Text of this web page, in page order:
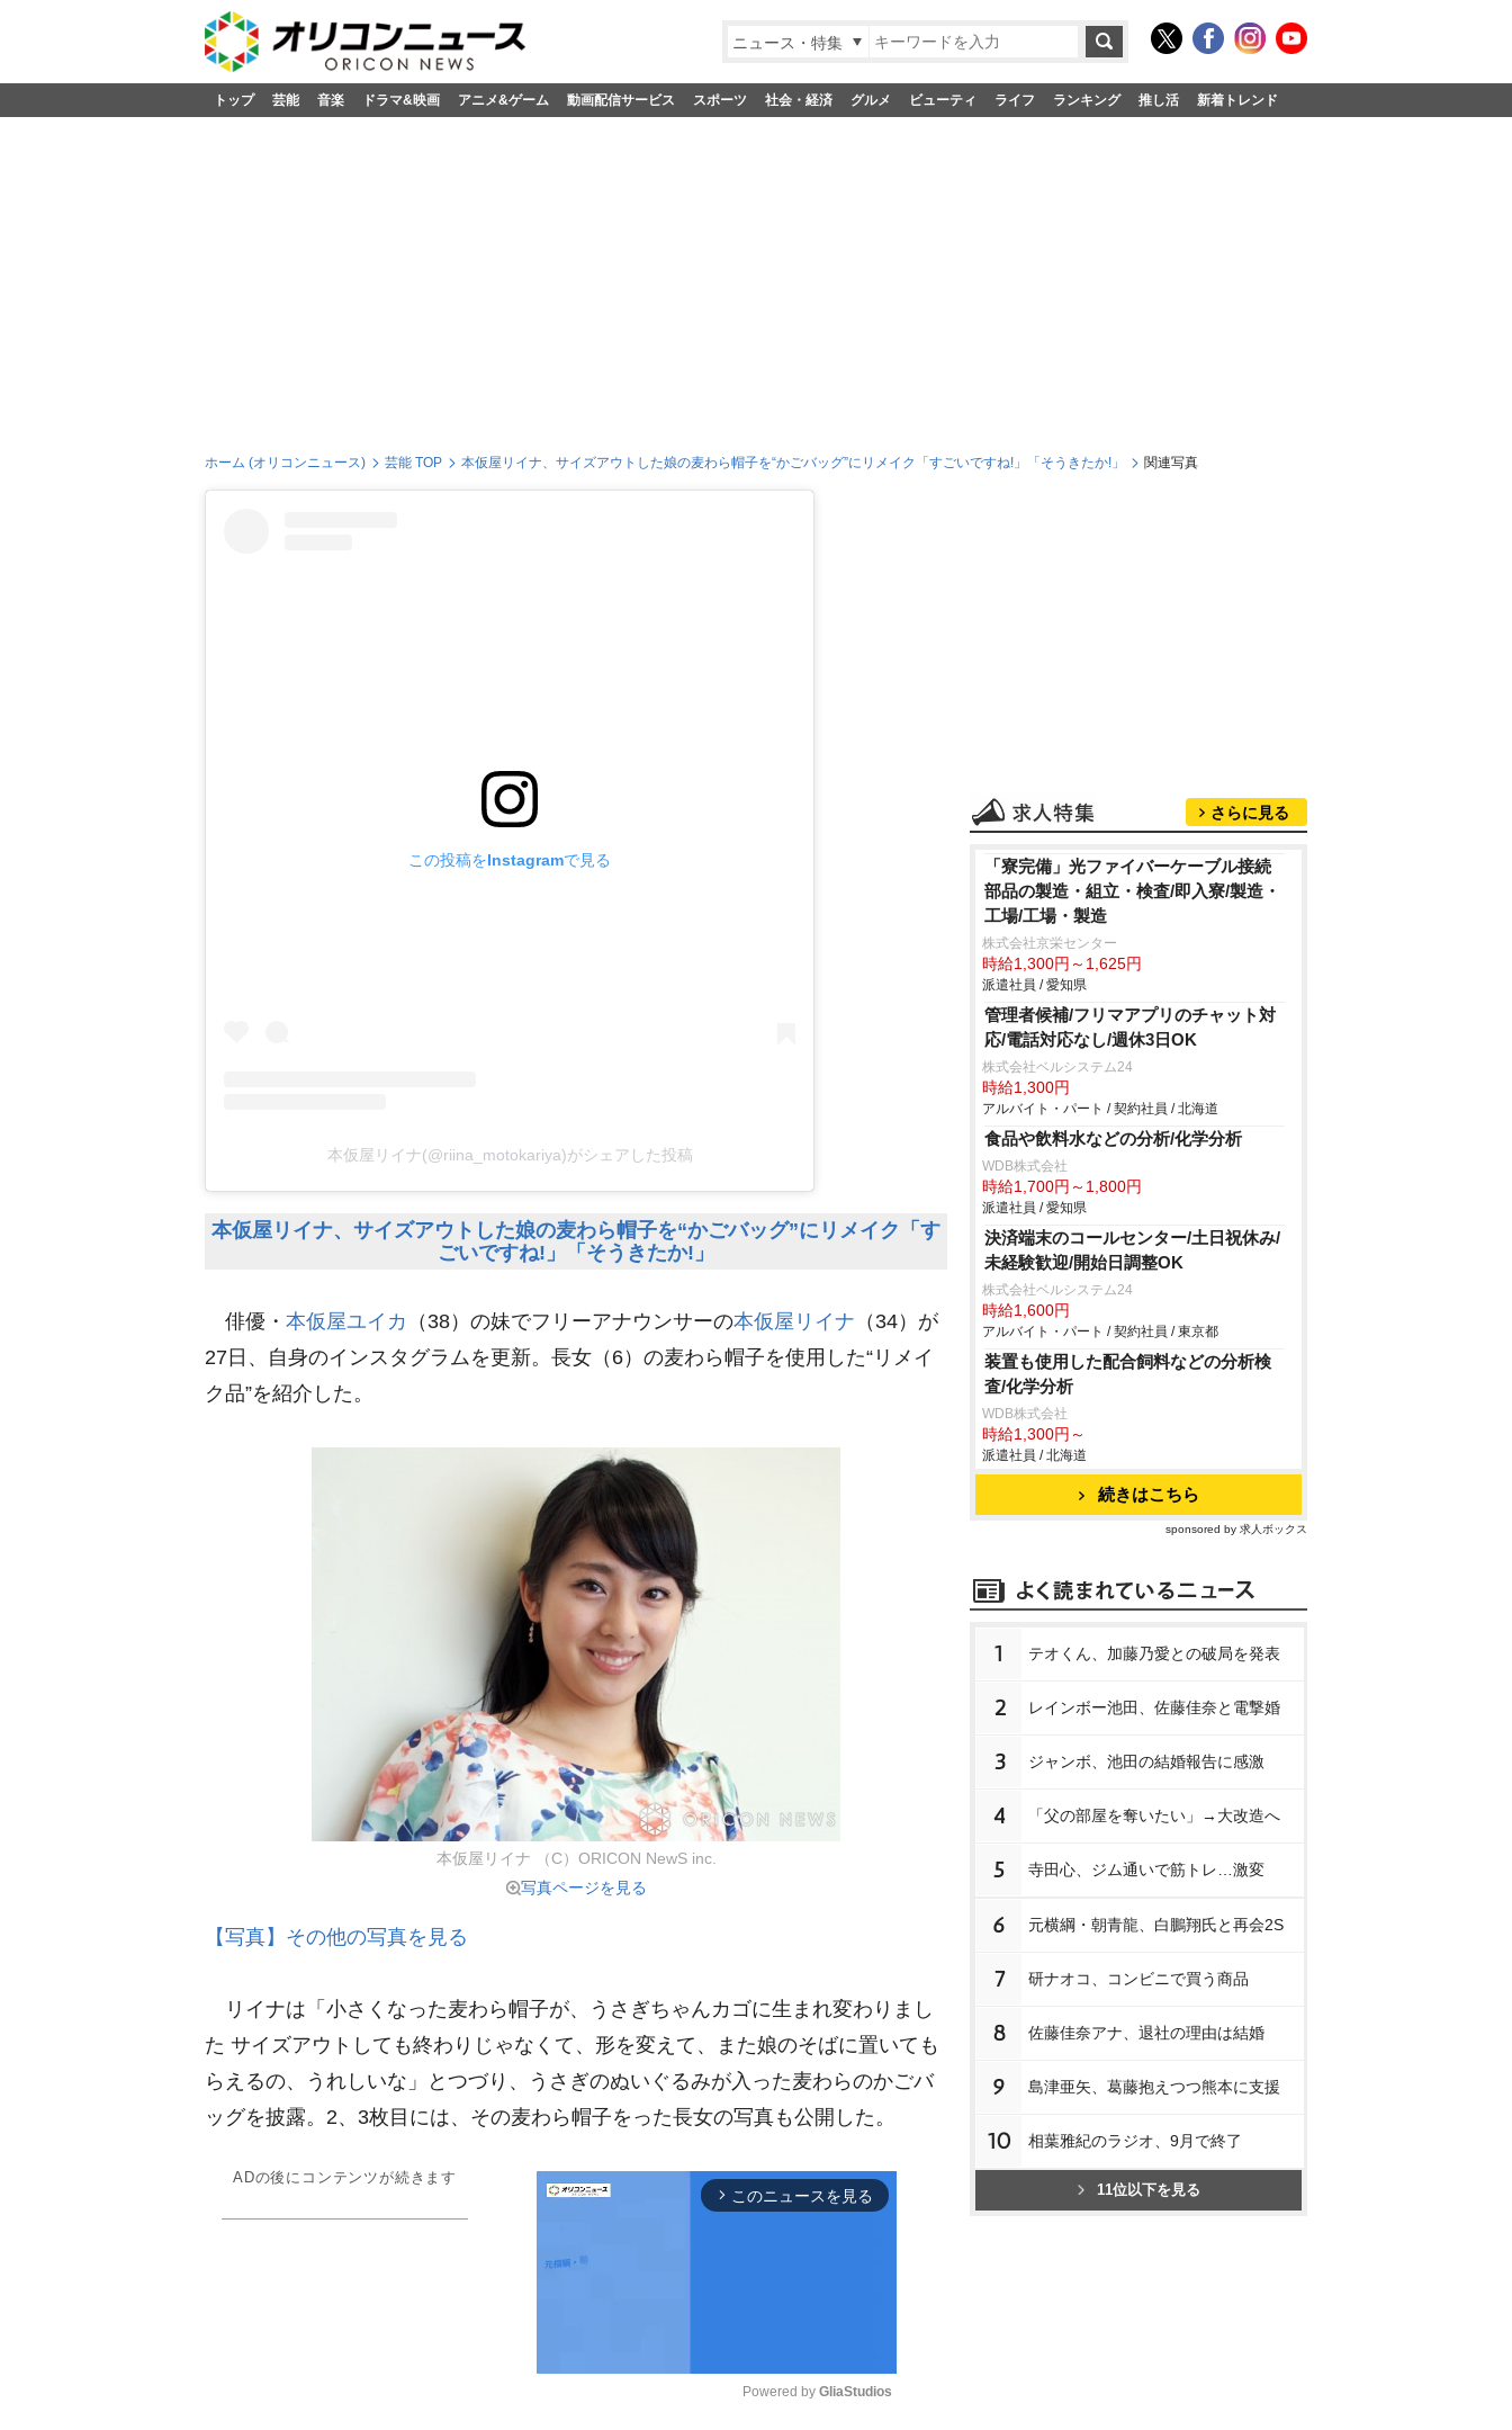
ニュース・特集
トップ 芸能 音楽 ドラマ&映画 アニメ&ゲーム 動画配信サービス スポーツ 社会・経済 グルメ ビューティ ライフ ランキング 推し活 新着トレンド
ホーム (オリコンニュース) 芸能 TOP 本仮屋リイナ、サイズアウトした娘の麦わら帽子を“かごバッグ”にリメイク「すごいですね!」「そうきたか!」 関連写真
この投稿をInstagramで見る
本仮屋リイナ(@riina_motokariya)がシェアした投稿
本仮屋リイナ、サイズアウトした娘の麦わら帽子を“かごバッグ”にリメイク「す
ごいですね!」「そうきたか!」
俳優・ 本仮屋ユイカ （38）の妹でフリーアナウンサーの本仮屋リイナ （34）が
27日、自身のインスタグラムを更新。長女（6）の麦わら帽子を使用した“リメイ
ク品”を紹介した。
本仮屋リイナ （C）ORICON NewS inc.
写真ページを見る
【写真】その他の写真を見る
リイナは「小さくなった麦わら帽子が、うさぎちゃんカゴに生まれ変わりまし
た サイズアウトしても終わりじゃなくて、形を変えて、また娘のそばに置いても
らえるの、うれしいな」とつづり、うさぎのぬいぐるみが入った麦わらのかごバ
ッグを披露。2、3枚目には、その麦わら帽子をった長女の写真も公開した。
ADの後にコンテンツが続きます
arrow_forward_ios このニュースを見る
Powered by GliaStudios
さらに見る
「寮完備」光ファイバーケーブル接続
部品の製造・組立・検査/即入寮/製造・
工場/工場・製造
株式会社京栄センター
時給1,300円～1,625円
派遣社員 / 愛知県
管理者候補/フリマアプリのチャット対
応/電話対応なし/週休3日OK
株式会社ベルシステム24
時給1,300円
アルバイト・パート / 契約社員 / 北海道
食品や飲料水などの分析/化学分析
WDB株式会社
時給1,700円～1,800円
派遣社員 / 愛知県
決済端末のコールセンター/土日祝休み/
未経験歓迎/開始日調整OK
株式会社ベルシステム24
時給1,600円
アルバイト・パート / 契約社員 / 東京都
装置も使用した配合飼料などの分析検
査/化学分析
WDB株式会社
時給1,300円～
派遣社員 / 北海道
続きはこちら
sponsored by 求人ボックス
1 テオくん、加藤乃愛との破局を発表
2 レインボー池田、佐藤佳奈と電撃婚
3 ジャンボ、池田の結婚報告に感激
4 「父の部屋を奪いたい」→大改造へ
5 寺田心、ジム通いで筋トレ…激変
6 元横綱・朝青龍、白鵬翔氏と再会2S
7 研ナオコ、コンビニで買う商品
8 佐藤佳奈アナ、退社の理由は結婚
9 島津亜矢、葛藤抱えつつ熊本に支援
10 相葉雅紀のラジオ、9月で終了
11位以下を見る